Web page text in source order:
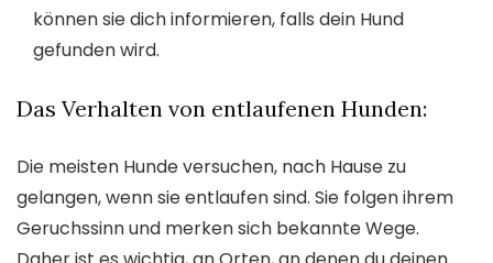
können sie dich informieren, falls dein Hund
gefunden wird.
Das Verhalten von entlaufenen Hunden:
Die meisten Hunde versuchen, nach Hause zu
gelangen, wenn sie entlaufen sind. Sie folgen ihrem
Geruchssinn und merken sich bekannte Wege.